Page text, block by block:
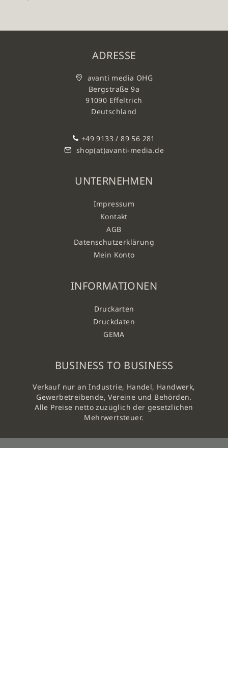
ADRESSE
avanti media OHG
Bergstraße 9a
91090 Effeltrich
Deutschland
+49 9133 / 89 56 281
shop(at)avanti-media.de
UNTERNEHMEN
Impressum
Kontakt
AGB
Datenschutzerklärung
Mein Konto
INFORMATIONEN
Druckarten
Druckdaten
GEMA
BUSINESS TO BUSINESS
Verkauf nur an Industrie, Handel, Handwerk,
Gewerbetreibende, Vereine und Behörden.
Alle Preise netto zuzüglich der gesetzlichen
Mehrwertsteuer.